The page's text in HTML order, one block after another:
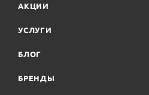
АКЦИИ
УСЛУГИ
БЛОГ
БРЕНДЫ